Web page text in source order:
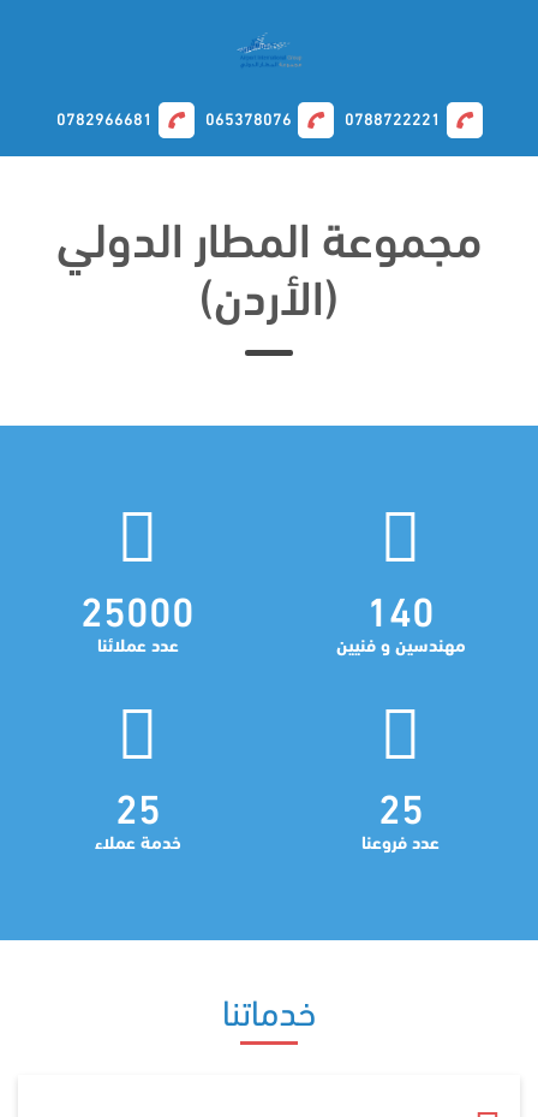
0788722221
065378076
0782966681
مجموعة المطار الدولي
(الأردن)
140
مهندسين و فنيين
25000
عدد عملائنا
25
عدد فروعنا
25
خدمة عملاء
خدماتنا